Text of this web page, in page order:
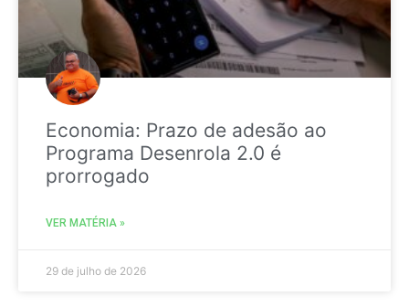
Economia: Prazo de adesão ao
Programa Desenrola 2.0 é
prorrogado
VER MATÉRIA »
29 de julho de 2026